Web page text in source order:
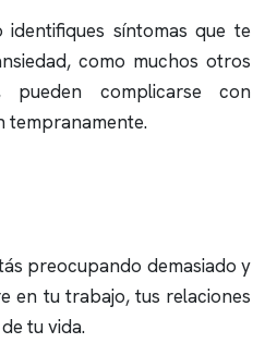
identifiques síntomas que te
como muchos otros
pueden complicarse con
tempranamente.
preocupando demasiado y
en tu trabajo, tus relaciones
tu vida.